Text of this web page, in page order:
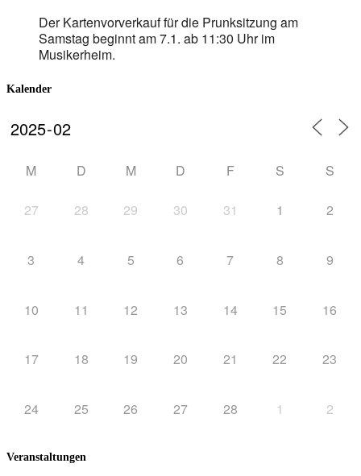
Der Kartenvorverkauf für die Prunksitzung am
Samstag beginnt am 7.1. ab 11:30 Uhr im
Musikerheim.
Kalender
M D M D F S S
27 28 29 30 31 1 2
3 4 5 6 7 8 9
10 11 12 13 14 15 16
17 18 19 20 21 22 23
24 25 26 27 28 1 2
Veranstaltungen